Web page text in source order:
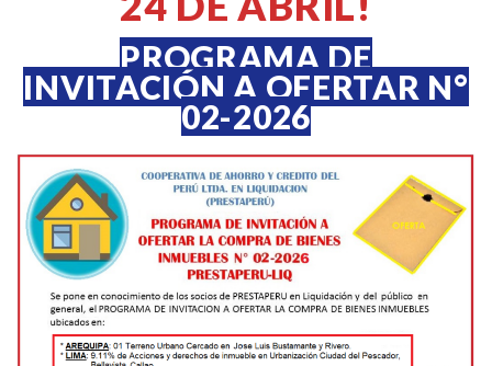
PROGRAMA DE
INVITACIÓN A OFERTAR N°
02-2026